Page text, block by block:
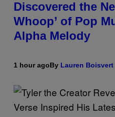
Discovered the
Whoop’ of Pop
Alpha Melody
1 hour agoBy Lauren Boisvert